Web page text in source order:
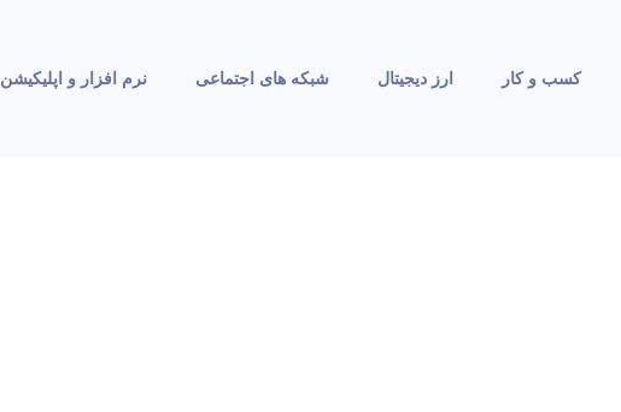
کسب و کار ارز دیجیتال شبکه های اجتماعی نرم افزار و اپلیکیشن